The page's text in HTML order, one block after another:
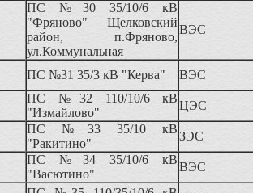
ПС №30 35/10/6 кВ
"Фряново" Щелковский
район, п.Фряново,
ул.Коммунальная
ВЭС
ПС №31 35/3 кВ "Керва" ВЭС
ПС №32 110/10/6 кВ
"Измайлово"
ЦЭС
ПС №33 35/10 кВ
"Ракитино"
ЗЭС
ПС №34 35/10/6 кВ
"Васютино"
ВЭС